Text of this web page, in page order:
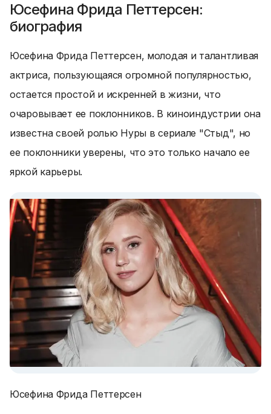
Юсефина Фрида Петтерсен:
биография
Юсефина Фрида Петтерсен, молодая и талантливая
актриса, пользующаяся огромной популярностью,
остается простой и искренней в жизни, что
очаровывает ее поклонников. В киноиндустрии она
известна своей ролью Нуры в сериале "Стыд", но
ее поклонники уверены, что это только начало ее
яркой карьеры.
Юсефина Фрида Петтерсен